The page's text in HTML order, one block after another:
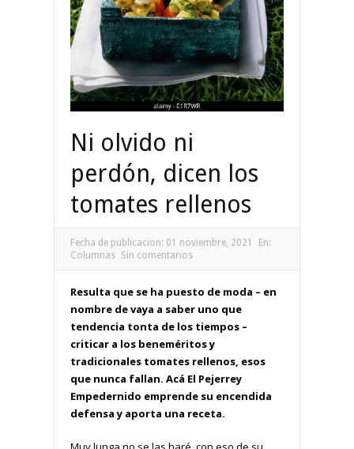
Ni olvido ni
perdón, dicen los
tomates rellenos
Fecha de publicacion: 01 noviembre, 2021
En:
Columnas Sin comentarios
Resulta que se ha puesto de moda – en
nombre de vaya a saber uno que
tendencia tonta de los tiempos –
criticar a los beneméritos y
tradicionales tomates rellenos, esos
que nunca fallan. Acá El Pejerrey
Empedernido emprende su encendida
defensa y aporta una receta.